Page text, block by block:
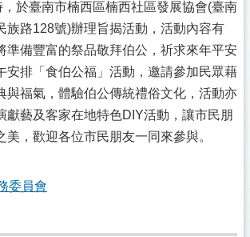
於臺南市楠西區楠西社區發展協會(臺南
族路128號)辦理旨揭活動，活動內容有
準備豐富的祭品敬拜伯公，祈求來年平安
安排「食伯公福」活動，邀請參加民眾藉
與福氣，體驗伯公傳統禮俗文化，活動亦
獻藝及客家在地特色DIY活動，讓市民朋
美，歡迎各位市民朋友一同來參與。
委員會